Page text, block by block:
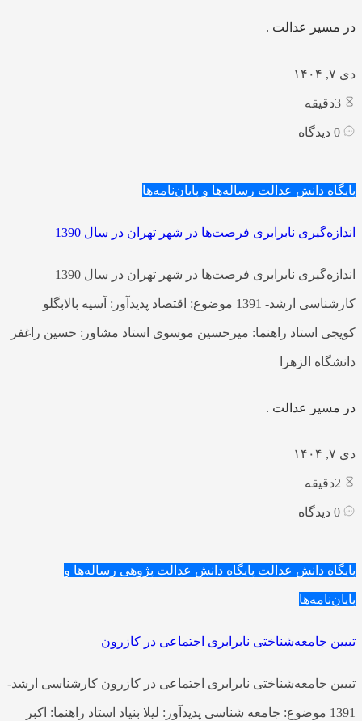
در مسیر عدالت .
دی ۷, ۱۴۰۴
دقیقه
دیدگاه
پایگاه دانش عدالت رساله‌ها و پایان‌نامه‌ها
اندازه‌گیری نابرابری فرصت‌ها در شهر تهران در سال 1390
اندازه‌گیری نابرابری فرصت‌ها در شهر تهران در سال 1390
کارشناسی ارشد- 1391 موضوع: اقتصاد پدیدآور: آسیه بالابگلو
کویجی استاد راهنما: میرحسین موسوی استاد مشاور: حسین راغفر
دانشگاه الزهرا
در مسیر عدالت .
دی ۷, ۱۴۰۴
دقیقه
دیدگاه
پایگاه دانش عدالت پایگاه دانش عدالت پژوهی رساله‌ها و
پایان‌نامه‌ها
تبیین جامعه‌شناختی نابرابری اجتماعی در کازرون
تبیین جامعه‌شناختی نابرابری اجتماعی در کازرون کارشناسی ارشد-
1391 موضوع: جامعه شناسی پدیدآور: لیلا بنیاد استاد راهنما: اکبر